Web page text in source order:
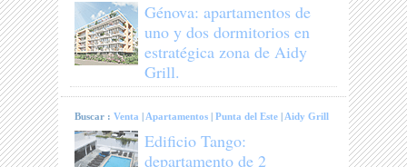
Génova: apartamentos de
uno y dos dormitorios en
estratégica zona de Aidy
Grill.
Buscar :Venta | Apartamentos |Punta del Este | Aidy Grill
Edificio Tango:
departamento de 2